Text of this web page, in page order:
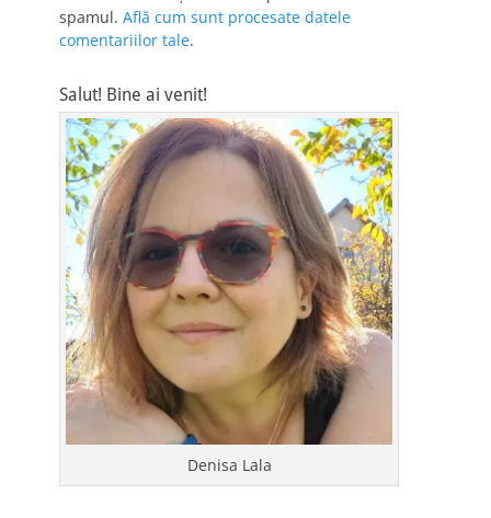
spamul. Află cum sunt procesate datele
comentariilor tale.
Salut! Bine ai venit!
Denisa Lala